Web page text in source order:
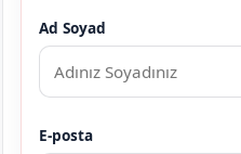
Ad Soyad
E-posta